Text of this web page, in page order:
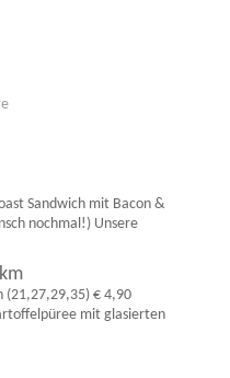
Sandwich mit Bacon &
nochmal!) Unsere
(21,27,29,35) € 4,90
mit glasierten